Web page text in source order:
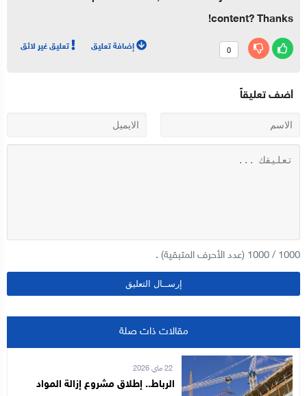
content? Thanks!
0 إضافة تعليق تعليق غير لائق
أضف تعليقاً
1000
/
1000 (عدد الأحرف المتبقية) .
مقالات ذات صلة
22 ماي 2026
الرباط.. إطلاق مشروع إزالة المواد